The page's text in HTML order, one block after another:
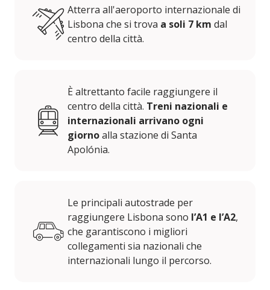
Atterra all'aeroporto internazionale di
Lisbona che si trova a soli 7 km dal
centro della città.
È altrettanto facile raggiungere il
centro della città. Treni nazionali e
internazionali arrivano ogni
giornoalla stazione di Santa
Apolónia.
Le principali autostrade per
raggiungere Lisbona sono l’A1 e l’A2,
che garantiscono i migliori
collegamenti sia nazionali che
internazionali lungo il percorso.